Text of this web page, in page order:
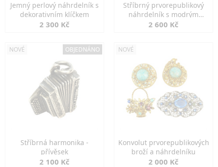
Jemný perlový náhrdelník s
dekorativním klíčkem
2 300 Kč
Stříbrný prvorepublikový
náhrdelník s modrým
spinelem
2 600 Kč
NOVÉ OBJEDNÁNO
Stříbrná harmonika -
přívěsek
2 100 Kč
NOVÉ
Konvolut prvorepublikových
broží a náhrdelníku
2 000 Kč